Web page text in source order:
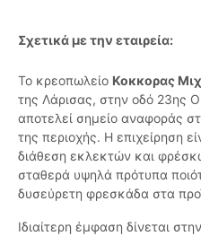
Σχετικά με την εταιρεία:
Το κρεοπωλείο Κοκκορας
της Λάρισας, στην οδό 23ης
αποτελεί σημείο αναφοράς
της περιοχής. Η επιχείρηση
διάθεση εκλεκτών και
σταθερά υψηλά πρότυπα
δυσεύρετη φρεσκάδα στα
Ιδιαίτερη έμφαση δίνεται